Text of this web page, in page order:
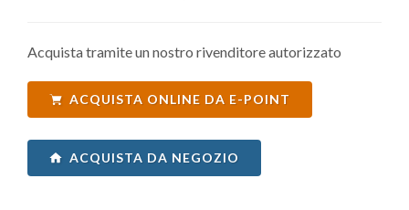
Acquista tramite un nostro rivenditore autorizzato
ACQUISTA ONLINE DA E-POINT
ACQUISTA DA NEGOZIO